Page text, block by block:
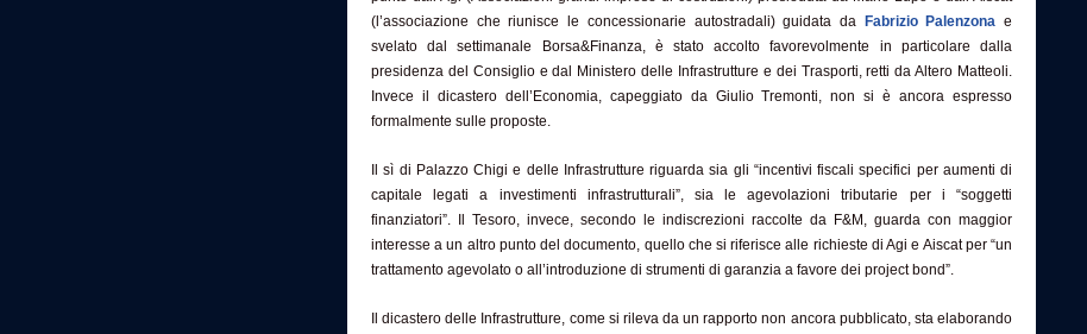
(l’associazione che riunisce le concessionarie autostradali) guidata da
Fabrizio Palenzona e
svelato dal settimanale Borsa&Finanza, è stato accolto favorevolmente in particolare dalla
presidenza del Consiglio e dal Ministero delle Infrastrutture e dei Trasporti, retti da Altero Matteoli.
Invece il dicastero dell’Economia, capeggiato da Giulio Tremonti, non si è ancora espresso
formalmente sulle proposte.
Il sì di Palazzo Chigi e delle Infrastrutture riguarda sia gli “incentivi fiscali specifici per aumenti di
capitale legati a investimenti infrastrutturali”, sia le agevolazioni tributarie per i “soggetti
finanziatori”. Il Tesoro, invece, secondo le indiscrezioni raccolte da F&M, guarda con maggior
interesse a un altro punto del documento, quello che si riferisce alle richieste di Agi e Aiscat per “un
trattamento agevolato o all’introduzione di strumenti di garanzia a favore dei project bond”.
Il dicastero delle Infrastrutture, come si rileva da un rapporto non ancora pubblicato, sta elaborando